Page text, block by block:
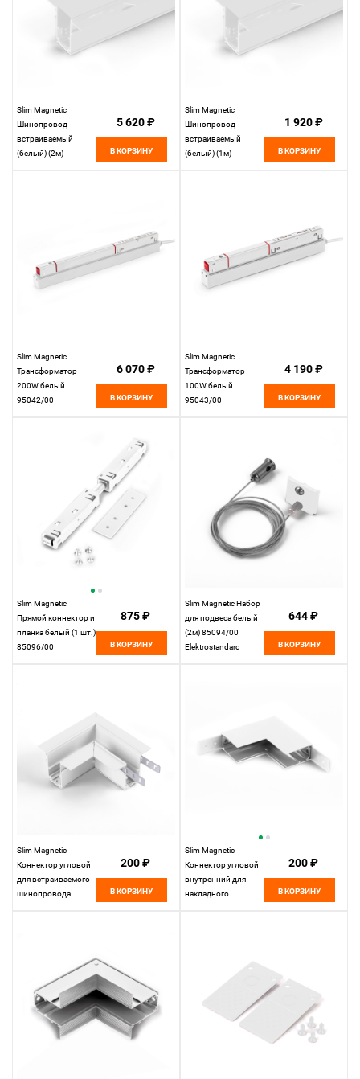
Slim Magnetic
Шинопровод
встраиваемый
(белый) (2м)
5 620 ₽
В КОРЗИНУ
Slim Magnetic
Шинопровод
встраиваемый
(белый) (1м)
1 920 ₽
В КОРЗИНУ
Slim Magnetic
Трансформатор
200W белый
95042/00
6 070 ₽
В КОРЗИНУ
Slim Magnetic
Трансформатор
100W белый
95043/00
4 190 ₽
В КОРЗИНУ
Slim Magnetic
Прямой коннектор и
планка белый (1 шт.)
85096/00
875 ₽
В КОРЗИНУ
Slim Magnetic Набор
для подвеса белый
(2м) 85094/00
Elektrostandard
644 ₽
В КОРЗИНУ
Slim Magnetic
Коннектор угловой
для встраиваемого
шинопровода
200 ₽
В КОРЗИНУ
Slim Magnetic
Коннектор угловой
внутренний для
накладного
200 ₽
В КОРЗИНУ